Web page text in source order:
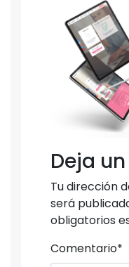
Deja
Tu dirección
será
obligatorios
Comentario*